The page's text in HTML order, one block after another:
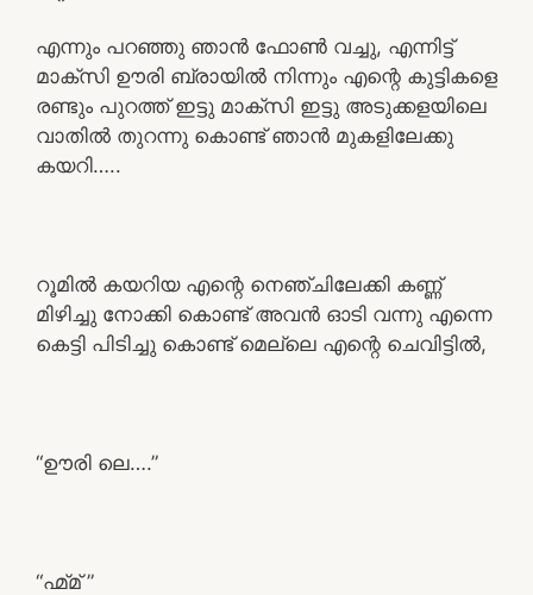
എന്നും പറഞ്ഞു ഞാൻ ഫോൺ വച്ചു, എന്നിട്ട്
മാക്സി ഊരി ബ്രായിൽ നിന്നും എന്റെ കുട്ടികളെ
രണ്ടും പുറത്ത് ഇട്ടു മാക്സി ഇട്ടു അടുക്കളയിലെ
വാതിൽ തുറന്നു കൊണ്ട് ഞാൻ മുകളിലേക്കു
കയറി…..
റൂമിൽ കയറിയ എന്റെ നെഞ്ചിലേക്കി കണ്ണ്
മിഴിച്ചു നോക്കി കൊണ്ട് അവൻ ഓടി വന്നു എന്നെ
കെട്ടി പിടിച്ചു കൊണ്ട് മെല്ലെ എന്റെ ചെവിട്ടിൽ,
“ഊരി ലെ….”
“ഹ്മ്മ് ”